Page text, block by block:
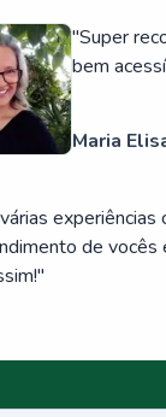
"Super
bem
Maria
experiências
de vocês
"